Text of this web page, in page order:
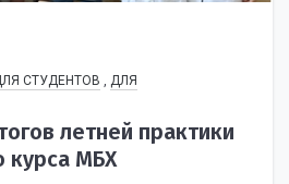
СТУДЕНТОВ , ДЛЯ
летней практики
курса МБХ